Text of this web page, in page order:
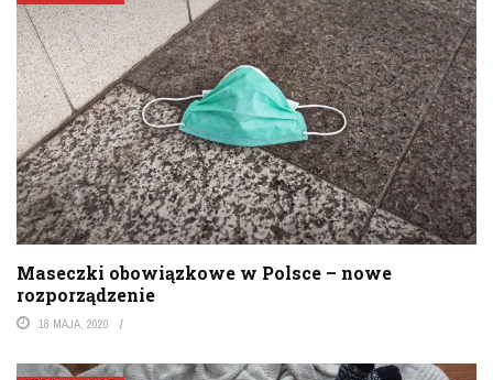
Maseczki obowiązkowe w Polsce – nowe
rozporządzenie
18 MAJA, 2020